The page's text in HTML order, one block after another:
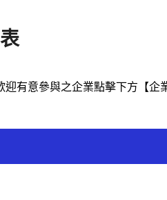
有意參與之企業點擊下方【企